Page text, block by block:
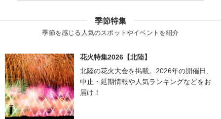
季節特集
季節を感じる人気のスポットやイベントを紹介
花火特集2026【北陸】
北陸の花火大会を掲載。2026年の開催日、
中止・延期情報や人気ランキングなどをお
届け！